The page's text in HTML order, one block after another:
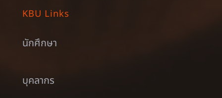
KBU Links
นักศึกษา
บุคลากร